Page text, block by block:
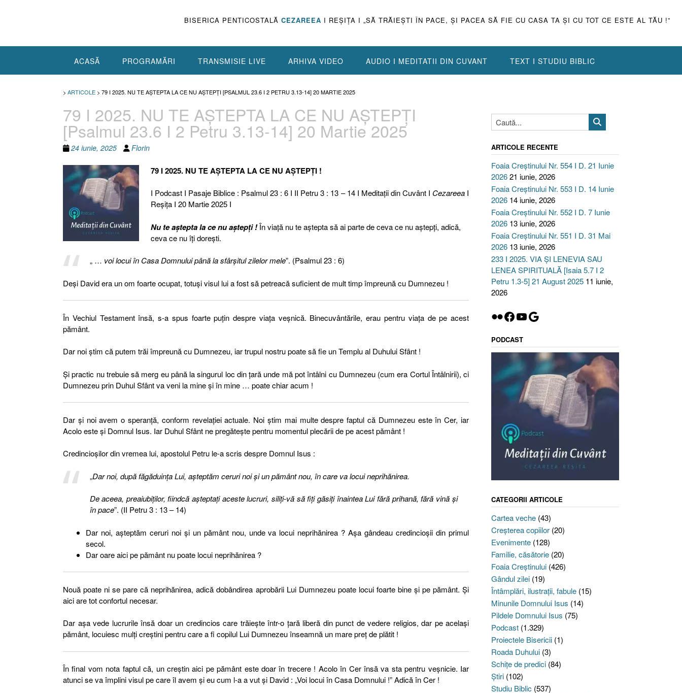
BISERICA PENTICOSTALĂ CEZAREEA I REŞIŢA I „SĂ TRĂIEŞTI ÎN PACE, ŞI PACEA SĂ FIE CU CASA TA ŞI CU TOT CE ESTE AL TĂU !”
ACASĂ PROGRAMĂRI TRANSMISIE LIVE ARHIVA VIDEO AUDIO I MEDITATII DIN CUVANT TEXT I STUDIU BIBLIC
> ARTICOLE > 79 I 2025. NU TE AȘTEPTA LA CE NU AȘTEPȚI [PSALMUL 23.6 I 2 PETRU 3.13-14] 20 MARTIE 2025
79 I 2025. NU TE AȘTEPTA LA CE NU AȘTEPȚI
[Psalmul 23.6 I 2 Petru 3.13-14] 20 Martie 2025
24 iunie, 2025 Florin
79 I 2025. NU TE AȘTEPTA LA CE NU AȘTEPȚI !
I Podcast I Pasaje Biblice : Psalmul 23 : 6 I II Petru 3 : 13 – 14 I Meditaţii din Cuvânt I Cezareea I
Reşiţa I 20 Martie 2025 I
Nu te aștepta la ce nu aștepți ! În viață nu te aștepta să ai parte de ceva ce nu aștepți, adică,
ceva ce nu îți dorești.
„ … voi locui în Casa Domnului până la sfârşitul zilelor mele”. (Psalmul 23 : 6)
Deși David era un om foarte ocupat, totuși visul lui a fost să petreacă suficient de mult timp împreună cu Dumnezeu !
În Vechiul Testament însă, s-a spus foarte puțin despre viața veșnică. Binecuvântările, erau pentru viața de pe acest
pământ.
Dar noi știm că putem trăi împreună cu Dumnezeu, iar trupul nostru poate să fie un Templu al Duhului Sfânt !
Și practic nu trebuie să merg eu până la singurul loc din țară unde mă pot întâlni cu Dumnezeu (cum era Cortul Întâlnirii), ci
Dumnezeu prin Duhul Sfânt va veni la mine și în mine … poate chiar acum !
Dar și noi avem o speranță, conform revelației actuale. Noi știm mai multe despre faptul că Dumnezeu este în Cer, iar
Acolo este și Domnul Isus. Iar Duhul Sfânt ne pregătește pentru momentul plecării de pe acest pământ !
Credincioșilor din vremea lui, apostolul Petru le-a scris despre Domnul Isus :
„Dar noi, după făgăduinţa Lui, aşteptăm ceruri noi şi un pământ nou, în care va locui neprihănirea.
De aceea, preaiubiţilor, fiindcă aşteptaţi aceste lucruri, siliţi-vă să fiţi găsiţi înaintea Lui fără prihană, fără vină şi
în pace”. (II Petru 3 : 13 – 14)
Dar noi, așteptăm ceruri noi și un pământ nou, unde va locui neprihănirea ? Așa gândeau credincioșii din primul
secol.
Dar oare aici pe pământ nu poate locui neprihănirea ?
Nouă poate ni se pare că neprihănirea, adică dobândirea aprobării Lui Dumnezeu poate locui foarte bine și pe pământ. Și
aici are tot confortul necesar.
Dar așa vede lucrurile însă doar un credincios care trăiește într-o țară liberă din punct de vedere religios, dar pe același
pământ, locuiesc mulți creștini pentru care a fi copilul Lui Dumnezeu înseamnă un mare preț de plătit !
În final vom nota faptul că, un creștin aici pe pământ este doar în trecere ! Acolo în Cer însă va sta pentru veșnicie. Iar
atunci se va împlini visul pe care îl avem și eu cum l-a a vut și David : „Voi locui în Casa Domnului !” Adică în Cer !
ARTICOLE RECENTE
Foaia Creștinului Nr. 554 I D. 21 Iunie
202621 iunie, 2026
Foaia Creștinului Nr. 553 I D. 14 Iunie
2026 14 iunie, 2026
Foaia Creștinului Nr. 552 I D. 7 Iunie
2026 13 iunie, 2026
Foaia Creștinului Nr. 551 I D. 31 Mai
2026 13 iunie, 2026
233 I 2025. VIA ȘI LENEVIA SAU
LENEA SPIRITUALĂ [Isaia 5.7 I 2
Petru 1.3-5] 21 August 2025 11 iunie,
2026
Flickr
Facebook
YouTube
Google
PODCAST
CATEGORII ARTICOLE
Cartea veche(43)
Creşterea copiilor(20)
Evenimente(128)
Familie, căsătorie(20)
Foaia Creştinului(426)
Gândul zilei(19)
Întâmplări, ilustraţii, fabule(15)
Minunile Domnului Isus (14)
Pildele Domnului Isus (75)
Podcast(1.329)
Proiectele Bisericii(1)
Roada Duhului(3)
Schiţe de predici(84)
Ştiri(102)
Studiu Biblic (537)